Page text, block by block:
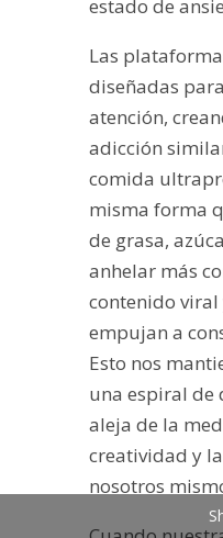
estado de
Las
diseñadas
atención,
adicción
comida
misma forma
de grasa,
anhelar más
contenido
empujan a
Esto nos
una espiral de
aleja de la
creatividad y
nosotros